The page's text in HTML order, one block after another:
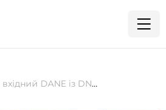
Exchange Online додає вхідний DANE із DNSSEC для підвищення безпеки